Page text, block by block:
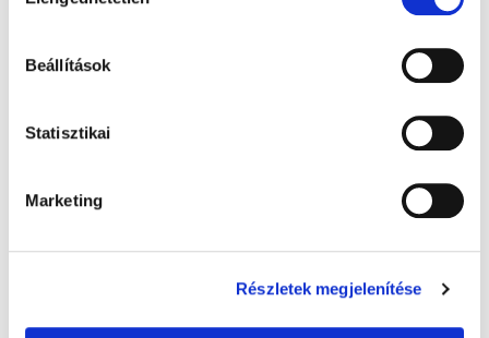
Beállítások
Statisztikai
Marketing
Részletek megjelenítése